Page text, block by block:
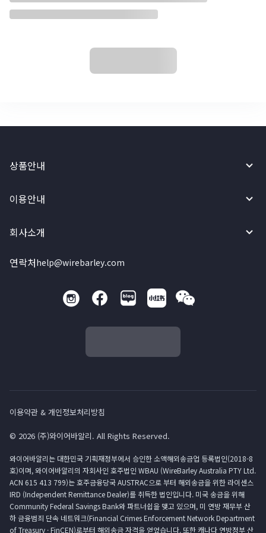
상품안내
이용안내
회사소개
연락처help@wirebarley.com
이용약관 & 개인정보처리방침
© 2026 (주)와이어바알리. All Rights Reserved.
와이어바알리는 대한민국 기획재정부에서 승인한 소액해외송금업 등록법인(2018-8
호)이며, 와이어바알리의 자회사인 호주법인 WBAU (WireBarley Australia PTY Ltd.
ACN 615 413 799)는 호주금융당국 AUSTRAC으로 부터 해외송금을 위한 라이센스
IRD (Independent Remittance Dealer)를 취득한 법인입니다. 미국 송금을 위해
Community Federal Savings Bank와 파트너쉽을 맺고 있으며, 미 연방 재무부 산
하 금융범죄 단속 네트워크(Financial Crimes Enforcement Network Department
of Treasury · FinCEN)로부터 해외송금 자격을 얻었습니다. 또한 캐나다 연방정부 산